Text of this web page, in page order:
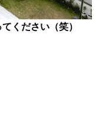
ください（笑）